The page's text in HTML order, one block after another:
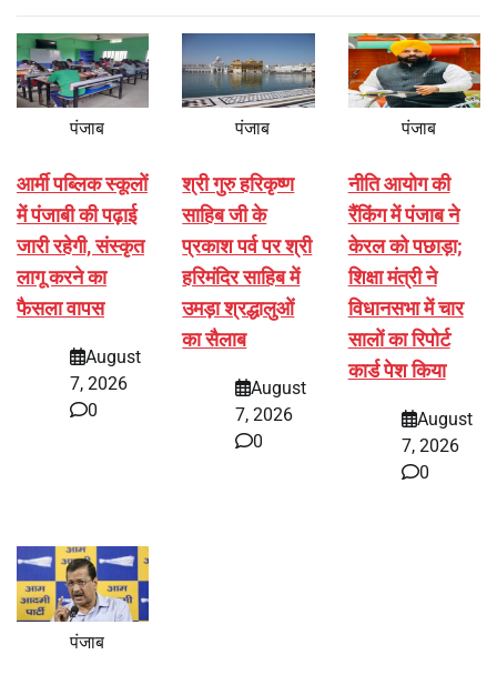
पंजाब
आर्मी पब्लिक स्कूलों
में पंजाबी की पढ़ाई
जारी रहेगी, संस्कृत
लागू करने का
फैसला वापस
August
7, 2026
0
पंजाब
श्री गुरु हरिकृष्ण
साहिब जी के
प्रकाश पर्व पर श्री
हरिमंदिर साहिब में
उमड़ा श्रद्धालुओं
का सैलाब
August
7, 2026
0
पंजाब
नीति आयोग की
रैंकिंग में पंजाब ने
केरल को पछाड़ा;
शिक्षा मंत्री ने
विधानसभा में चार
सालों का रिपोर्ट
कार्ड पेश किया
August
7, 2026
0
पंजाब